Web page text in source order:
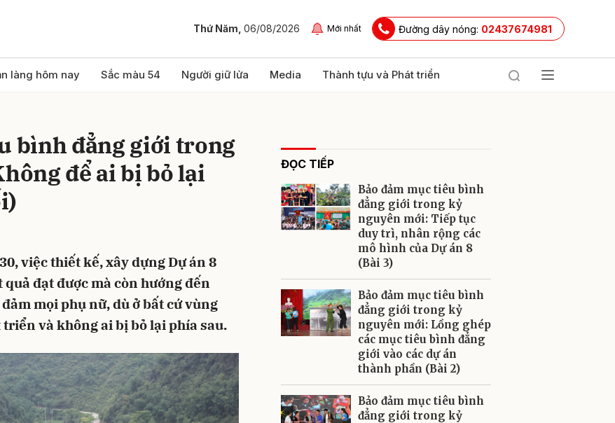
Thứ Năm, 06/08/2026 Mới nhất Đường dây nóng: 02437674981
làng hôm nay Sắc màu 54 Người giữ lửa Media Thành tựu và Phát triển
bình đẳng giới trong
để ai bị bỏ lại
việc thiết kế, xây dựng Dự án 8
đạt được mà còn hướng đến
mọi phụ nữ, dù ở bất cứ vùng
và không ai bị bỏ lại phía sau.
ĐỌC TIẾP
Bảo đảm mục tiêu bình
đẳng giới trong kỷ
nguyên mới: Tiếp tục
duy trì, nhân rộng các
mô hình của Dự án 8
(Bài 3)
Bảo đảm mục tiêu bình
đẳng giới trong kỷ
nguyên mới: Lồng ghép
các mục tiêu bình đẳng
giới vào các dự án
thành phần (Bài 2)
Bảo đảm mục tiêu bình
đẳng giới trong kỷ
luận
Gửi